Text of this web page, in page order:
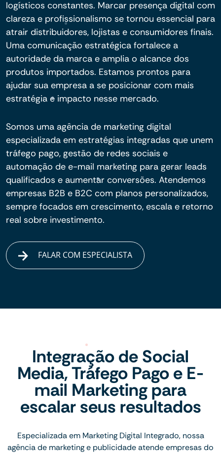
logísticos constantes. Marcar presença digital com
clareza e profissionalismo se tornou essencial para
atrair distribuidores, lojistas e consumidores finais.
Uma comunicação estratégica fortalece a
autoridade da marca e amplia o alcance dos
produtos importados. Estamos prontos para
ajudar sua empresa a se posicionar com mais
estratégia e impacto nesse mercado.
Somos uma agência de marketing digital
especializada em estratégias integradas que unem
tráfego pago, gestão de redes sociais e
automação de e-mail marketing para gerar leads
qualificados e aumentar conversões. Atendemos
empresas B2B e B2C com planos personalizados,
sempre focados em crescimento, escala e retorno
real sobre investimento.
FALAR COM ESPECIALISTA
Integração de Social
Media, Tráfego Pago e E-
mail Marketing para
escalar seus resultados
Especializada em Marketing Digital Integrado, nossa
agência de marketing e publicidade atende empresas do